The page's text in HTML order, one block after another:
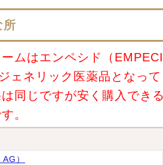
所
ムはエンペシド（EMPECI
ェネリック医薬品となって
同じですが安く購入でき
。
）